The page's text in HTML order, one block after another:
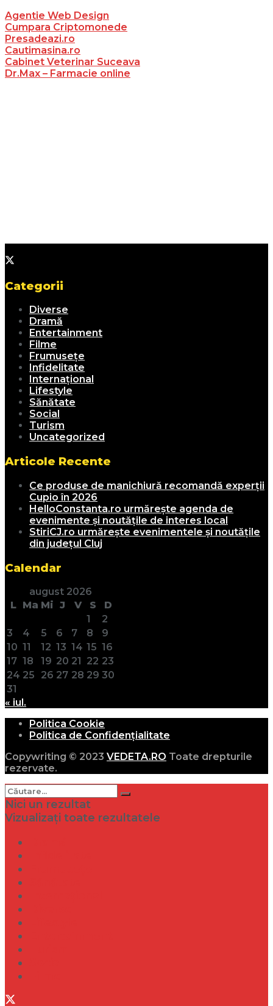
Agentie Web Design
Cumpara Criptomonede
Presadeazi.ro
Cautimasina.ro
Cabinet Veterinar Suceava
Dr.Max – Farmacie online
Categorii
Diverse
Dramă
Entertainment
Filme
Frumusețe
Infidelitate
Internațional
Lifestyle
Sănătate
Social
Turism
Uncategorized
Articole Recente
Ce produse de manichiură recomandă experții
Cupio în 2026
HelloConstanta.ro urmărește agenda de
evenimente și noutățile de interes local
StiriCJ.ro urmărește evenimentele și noutățile
din județul Cluj
Calendar
august 2026
L Ma Mi J V S
D
1
2
3
4 5 6 7 8
9
10 11 12 13 14 15 16
17 18 19 20 21 22 23
24 25 26 27 28 29 30
31
« iul.
Politica Cookie
Politica de Confidențialitate
Copywriting © 2023 VEDETA.RO Toate drepturile
rezervate.
Nici un rezultat
Vizualizați toate rezultatele